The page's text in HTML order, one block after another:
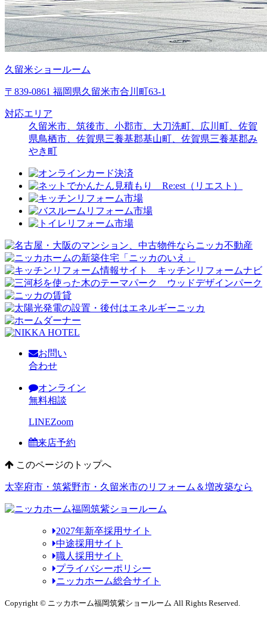
久留米ショールーム
〒839-0861 福岡県久留米市合川町63-1
対応エリア
久留米市、筑後市、小郡市、大刀洗町、広川町、佐賀
県鳥栖市、佐賀県三養基郡基山町、佐賀県三養基郡み
やき町
お問い
合わせ
オンライン
無料相談
LINEZoom
来店予約
このページのトップへ
太宰府市・筑紫野市・久留米市のリフォーム＆増改築なら
2027年新卒採用サイト
中途採用サイト
職人採用サイト
プライバシーポリシー
ニッカホーム総合サイト
Copyright © ニッカホーム福岡筑紫ショールーム All Rights Reserved.